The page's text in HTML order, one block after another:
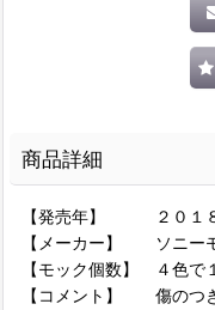
商品詳細
【発売年】 ２０１８
【メーカー】 ソニー
【モック個数】 ４色で
【コメント】 傷のつき